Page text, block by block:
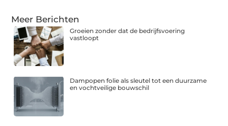
Meer Berichten
Groeien zonder dat de bedrijfsvoering
vastloopt
Dampopen folie als sleutel tot een duurzame
en vochtveilige bouwschil